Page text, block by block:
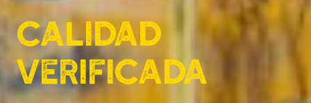
Calidad
verificada